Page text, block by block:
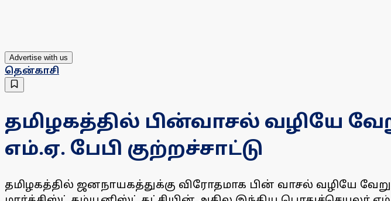
Advertise with us
தென்காசி
தமிழகத்தில் பின்வாசல் வழியே
எம்.ஏ. பேபி குற்றச்சாட்டு
தமிழகத்தில் ஜனநாயகத்துக்கு விரோதமாக பின் வாசல் வழியே